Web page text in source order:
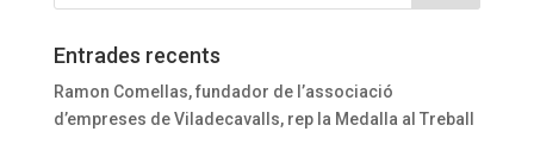
Entrades recents
Ramon Comellas, fundador de l’associació
d’empreses de Viladecavalls, rep la Medalla al Treball